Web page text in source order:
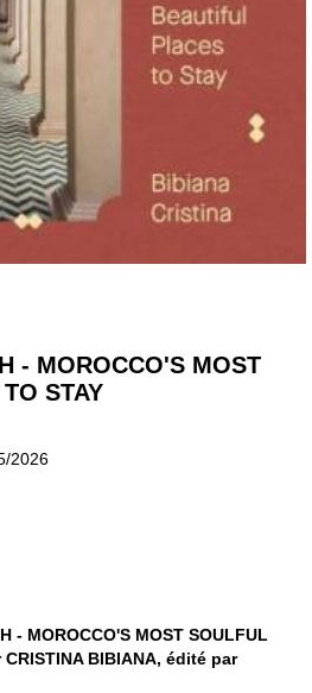
- MOROCCO'S MOST
STAY
2026
- MOROCCO'S MOST SOULFUL
CRISTINA BIBIANA, édité par